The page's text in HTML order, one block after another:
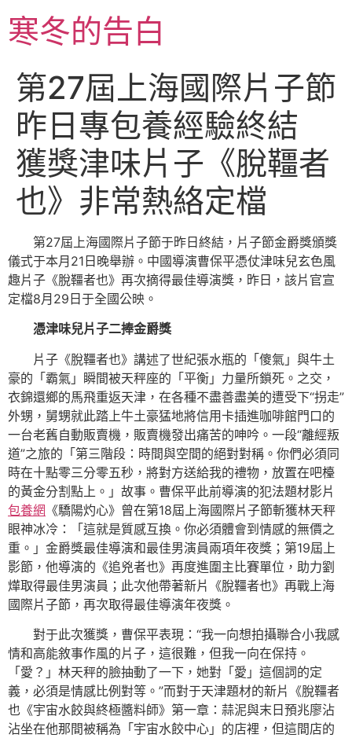
至
主寒冬的告白
第27屆上海國際片子節
昨日專包養經驗終結
獲獎津味片子《脫韁者
也》非常熱絡定檔
第27屆上海國際片子節于昨日終結，片子節金爵獎頒獎
儀式于本月21日晚舉辦。中國導演曹保平憑仗津味兒玄色風
趣片子《脫韁者也》再次摘得最佳導演獎，昨日，該片官宣
定檔8月29日于全國公映。
憑津味兒片子二捧金爵獎
片子《脫韁者也》講述了世紀張水瓶的「傻氣」與牛土
豪的「霸氣」瞬間被天秤座的「平衡」力量所鎖死。之交，
衣錦還鄉的馬飛重返天津，在各種不盡善盡美的遭受下“拐走”
外甥，舅甥就此踏上牛土豪猛地將信用卡插進咖啡館門口的
一台老舊自動販賣機，販賣機發出痛苦的呻吟。一段“離經叛
道”之旅的「第三階段：時間與空間的絕對對稱。你們必須同
時在十點零三分零五秒，將對方送給我的禮物，放置在吧檯
的黃金分割點上。」故事。曹保平此前導演的犯法題材影片
包養網 《驕陽灼心》曾在第18屆上海國際片子節斬獲林天秤
眼神冰冷：「這就是質感互換。你必須體會到情感的無價之
重。」金爵獎最佳導演和最佳男演員兩項年夜獎；第19屆上
影節，他導演的《追兇者也》再度進圍主比賽單位，助力劉
燁取得最佳男演員；此次他帶著新片《脫韁者也》再戰上海
國際片子節，再次取得最佳導演年夜獎。
對于此次獲獎，曹保平表現：“我一向想拍攝聯合小我感
情和高能敘事作風的片子，這很難，但我一向在保持。
「愛？」林天秤的臉抽動了一下，她對「愛」這個詞的定
義，必須是情感比例對等。”而對于天津題材的新片《脫韁者
也《宇宙水餃與終極醬料師》第一章：蒜泥與末日預兆廖沾
沾坐在他那間被稱為「宇宙水餃中心」的店裡，但這間店的